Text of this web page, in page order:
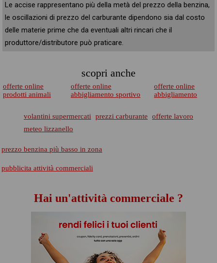
Le accise rappresentano più della metà del prezzo della benzina,
le oscillazioni di prezzo del carburante dipendono sia dal costo
delle materie prime che da eventuali altri rincari che il
produttore/distributore può praticare.
scopri anche
offerte online
prodotti animali
offerte online
abbigliamento sportivo
offerte online
abbigliamento
volantini supermercati prezzi carburante
offerte lavoro
meteo lizzanello
prezzo benzina più basso in zona
pubblicita attività commerciali
Hai un'attività commerciale ?